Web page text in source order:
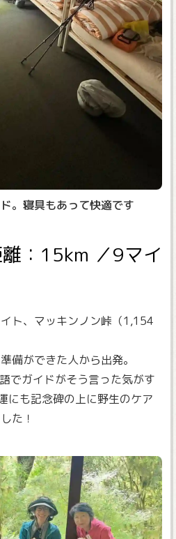
。寝具もあって快適です
：15km ／9マイ
ト、マッキンノン峠（1,154
備ができた人から出発。
でガイドがそう言った気がす
にも記念碑の上に野生のケア
た！